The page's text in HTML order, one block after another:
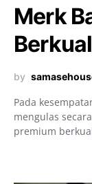
Merk
by
Pada
mengulas
premium